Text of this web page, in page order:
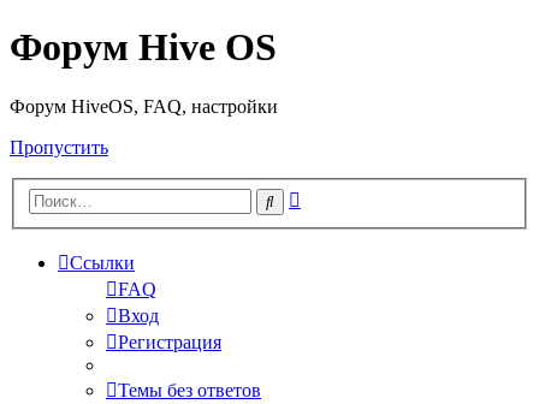
Форум Hive OS
Форум HiveOS, FAQ, настройки
Пропустить
Поиск
Ссылки
FAQ
Вход
Регистрация
Темы без ответов